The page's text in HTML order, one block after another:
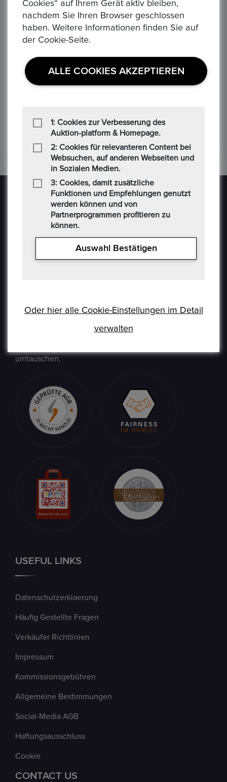
Äquatorial Guinea 7000 Franken, 1993 Dinosaurier Jura - Plateosaurus
‹
Epoxa ist eine Online-Plattform, mit der Benutzer
Münzen, Medaillen, Edelmetalle und andere
Umtauschservice von DM zu EUR an. Mit diesem
den regionalen Standorten der Bundesbank befinden
umtauschen.
USEFUL LINKS
Datenschutzerklaerung
Häufig Gestellte Fragen
Verkäufer Richtlinien
Impressum
Kommissionsgebühren
Allgemeine Bestimmungen
Social-Media AGB
Haftungsausschluss
Cookie
CONTACT US
Cookies“ auf Ihrem Gerät aktiv bleiben,
nachdem Sie Ihren Browser geschlossen
haben. Weitere Informationen finden Sie auf
der Cookie-Seite.
ALLE COOKIES AKZEPTIEREN
1: Cookies zur Verbesserung des
Auktion-platform & Homepage.
2: Cookies für relevanteren Content bei
Websuchen, auf anderen Webseiten und
in Sozialen Medien.
3: Cookies, damit zusätzliche
Funktionen und Empfehlungen genutzt
werden können und von
Partnerprogrammen profitieren zu
können.
Auswahl Bestätigen
Oder hier alle Cookie-Einstellungen im Detail
verwalten